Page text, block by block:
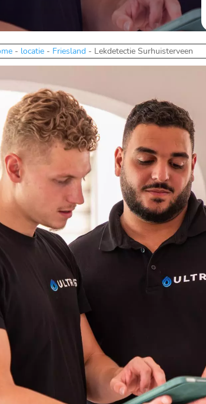
- locatie- Friesland - Lekdetectie Surhuisterveen